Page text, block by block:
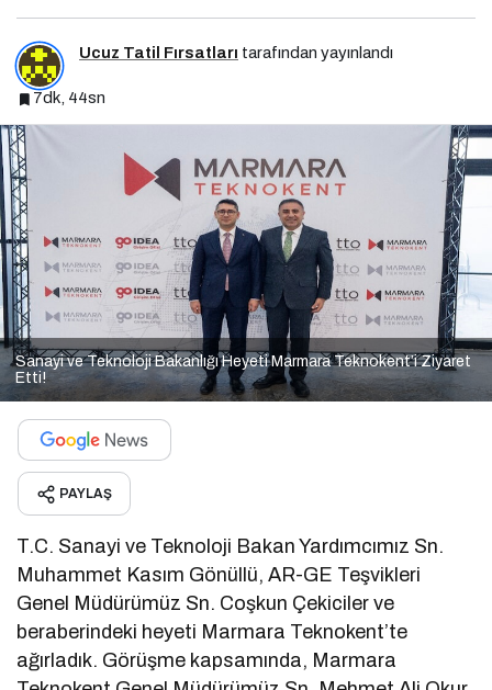
Ucuz Tatil Fırsatları tarafından yayınlandı
7dk, 44sn
Sanayi ve Teknoloji Bakanlığı Heyeti Marmara Teknokent’i Ziyaret
Etti!
PAYLAŞ
T.C. Sanayi ve Teknoloji Bakan Yardımcımız Sn.
Muhammet Kasım Gönüllü, AR-GE Teşvikleri
Genel Müdürümüz Sn. Coşkun Çekiciler ve
beraberindeki heyeti Marmara Teknokent’te
ağırladık. Görüşme kapsamında, Marmara